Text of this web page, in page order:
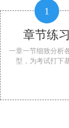
1
章节练习
一章一节细致分析
型，为考试打下